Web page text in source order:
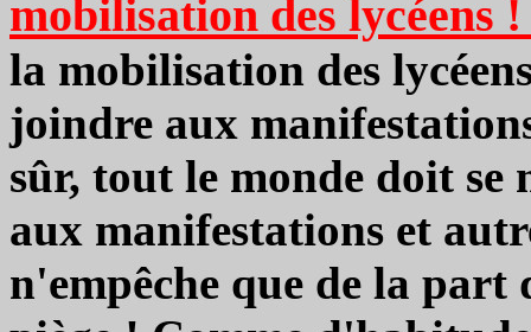
mobilisation des lycéens
la mobilisation des
joindre aux
sûr, tout le monde doit se
aux manifestations et
n'empêche que de la part